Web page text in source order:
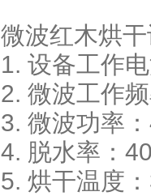
微波红木烘
1. 设备工作
2. 微波工作
3. 微波功率
4. 脱水率：
5. 烘干温度